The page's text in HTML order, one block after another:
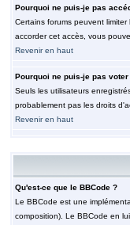
Pourquoi ne puis-je pas
Certains forums peuvent
accorder cet accès, vous
Revenir en haut
Pourquoi ne puis-je pas
Seuls les utilisateurs
probablement pas les droits
Revenir en haut
Qu'est-ce que le BBCode ?
Le BBCode est une
composition). Le BBCode en